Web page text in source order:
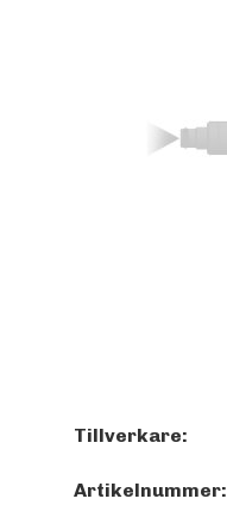
Tillverkare:
Artikelnummer: